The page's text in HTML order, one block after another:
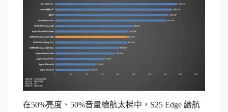
在50%亮度、50%音量續航太梯中，S25 Edge 續航